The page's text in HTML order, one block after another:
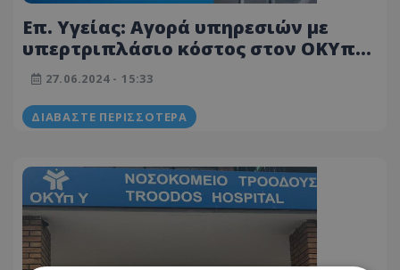
Επ. Υγείας: Αγορά υπηρεσιών με
υπερτριπλάσιο κόστος στον ΟΚΥπΥ
λένε συντεχνίες
27.06.2024 - 15:33
ΔΙΑΒΆΣΤΕ ΠΕΡΙΣΣΌΤΕΡΑ